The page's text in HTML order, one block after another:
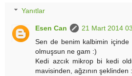
Yanıtlar
Esen Can
21 Mart 2014
Sen de benim kalbimin içinde
olmuşsun ne gam :)
Kedi azcık mikrop bi kedi
mavisinden, ağzının şeklinden